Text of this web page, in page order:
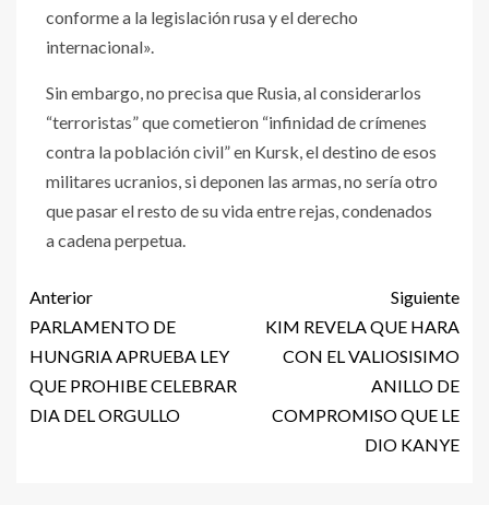
conforme a la legislación rusa y el derecho
internacional».
Sin embargo, no precisa que Rusia, al considerarlos
“terroristas” que cometieron “infinidad de crímenes
contra la población civil” en Kursk, el destino de esos
militares ucranios, si deponen las armas, no sería otro
que pasar el resto de su vida entre rejas, condenados
a cadena perpetua.
Anterior
PARLAMENTO DE
HUNGRIA APRUEBA LEY
QUE PROHIBE CELEBRAR
DIA DEL ORGULLO
Siguiente
KIM REVELA QUE HARA
CON EL VALIOSISIMO
ANILLO DE
COMPROMISO QUE LE
DIO KANYE